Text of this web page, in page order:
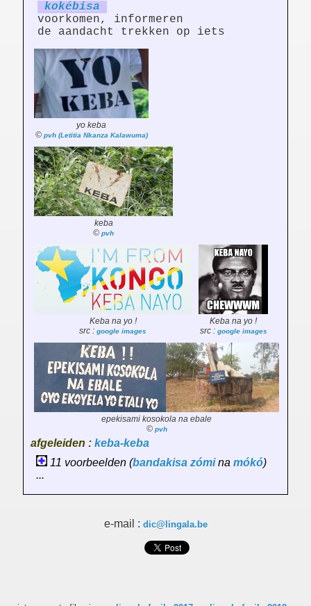
kokébisa
voorkomen, informeren
de aandacht trekken op iets
yo keba
© pvh (Letitia Nkanza Kalawuma)
keba
© pvh
Keba na yo !
src : google images
Keba na yo !
src : google images
epekisami kosokola na ebale
© pvh
afgeleiden : keba-keba
11 voorbeelden (bandakisa zómina mókó)
...
e-mail : dic@lingala.be